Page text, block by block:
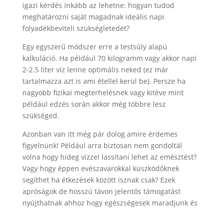
igazi kérdés inkább az lehetne: hogyan tudod
meghatározni saját magadnak ideális napi
folyadékbeviteli szükségletedet?
Egy egyszerű módszer erre a testsúly alapú
kalkuláció. Ha például 70 kilogramm vagy akkor napi
2-2.5 liter víz lenne optimális neked (ez már
tartalmazza azt is ami étellel kerül be). Persze ha
nagyobb fizikai megterhelésnek vagy kitéve mint
például edzés során akkor még többre lesz
szükséged.
Azonban van itt még pár dolog amire érdemes
figyelnünk! Például arra biztosan nem gondoltál
volna hogy hideg vízzel lassítani lehet az emésztést?
Vagy hogy éppen evészavarokkal küszködőknek
segíthet ha étkezések között isznak csak? Ezek
apróságok de hosszú távon jelentős támogatást
nyújthatnak ahhoz hogy egészségesek maradjunk és